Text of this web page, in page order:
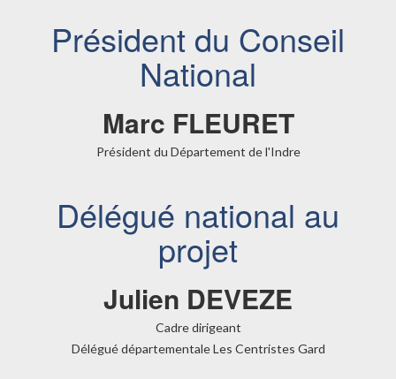
Président du Conseil
National
Marc FLEURET
Président du Département de l'Indre
Délégué national au
projet
Julien DEVEZE
Cadre dirigeant
Délégué départementale Les Centristes Gard